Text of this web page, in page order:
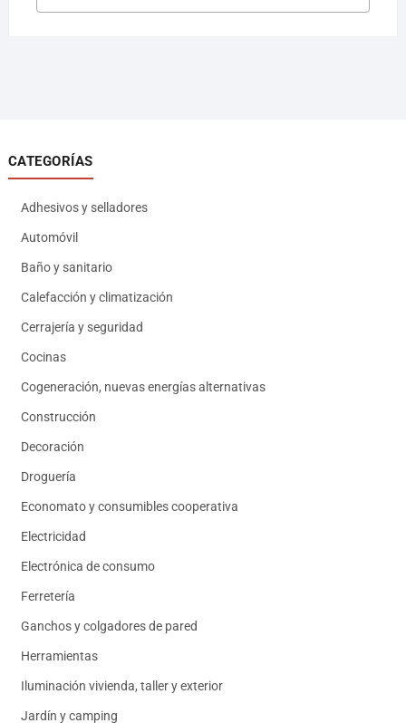
CATEGORÍAS
Adhesivos y selladores
Automóvil
Baño y sanitario
Calefacción y climatización
Cerrajería y seguridad
Cocinas
Cogeneración, nuevas energías alternativas
Construcción
Decoración
Droguería
Economato y consumibles cooperativa
Electricidad
Electrónica de consumo
Ferretería
Ganchos y colgadores de pared
Herramientas
Iluminación vivienda, taller y exterior
Jardín y camping